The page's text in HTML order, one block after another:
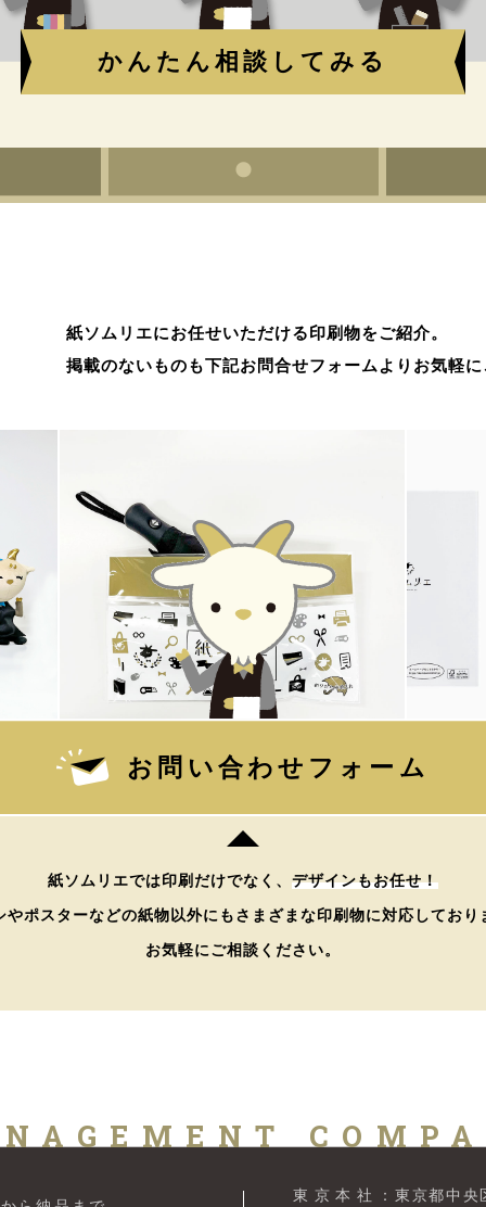
かんたん相談してみる
紙ソムリエにお任せいただける印刷物をご紹介。
掲載のないものも下記お問合せフォームよりお気軽
お問い合わせフォーム
紙ソムリエでは印刷だけでなく、 デザインもお任せ！
やポスターなどの紙物以外にもさまざまな印刷物に対応しており
お気軽にご相談ください。
東京本社 ：東京都中